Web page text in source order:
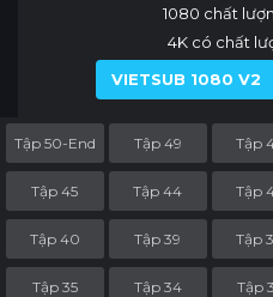
1080 chất
4K có chất
VIETSUB 1080 V2
Tập 50-End Tập 49 Tập
Tập 45 Tập 44 Tập
Tập 40 Tập 39 Tập
Tập 35 Tập 34 Tập